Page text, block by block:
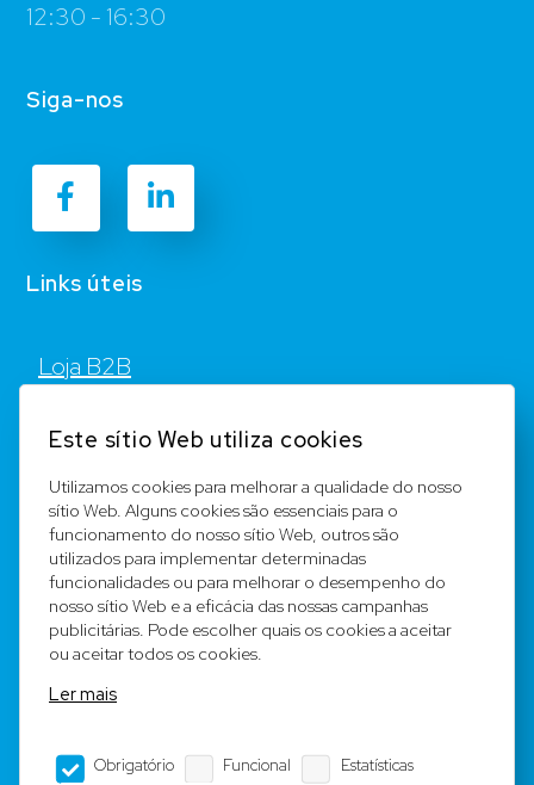
12:30 - 16:30
Siga-nos
Links úteis
Loja B2B
Registar
Equipa
Notícia legal
Este sítio Web utiliza cookies
Utilizamos cookies para melhorar a qualidade do nosso
sítio Web. Alguns cookies são essenciais para o
funcionamento do nosso sítio Web, outros são
utilizados para implementar determinadas
funcionalidades ou para melhorar o desempenho do
nosso sítio Web e a eficácia das nossas campanhas
publicitárias. Pode escolher quais os cookies a aceitar
ou aceitar todos os cookies.
Ler mais
Obrigatório Funcional Estatísticas